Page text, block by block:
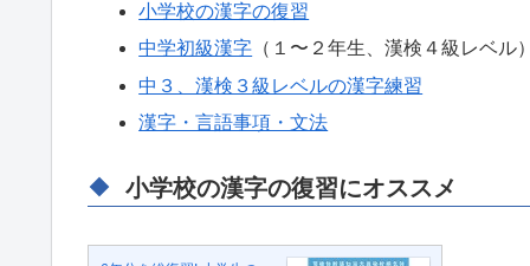
小学校の漢字の復習
中学初級漢字 （１〜２年生、漢検４級レベル
中３、漢検３級レベルの漢字練習
漢字・言語事項・文法
小学校の漢字の復習にオススメ